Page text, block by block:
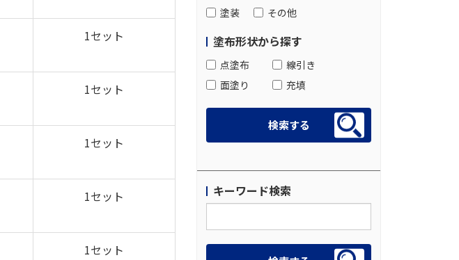
1セット
1セット
1セット
1セット
1セット
塗装
その他
塗布形状から探す
点塗布
線引き
面塗り
充填
キーワード検索